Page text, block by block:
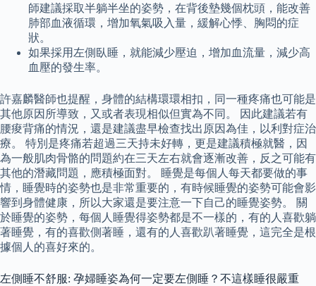
師建議採取半躺半坐的姿勢，在背後墊幾個枕頭，能改善
肺部血液循環，增加氧氣吸入量，緩解心悸、胸悶的症
狀。
如果採用左側臥睡，就能減少壓迫，增加血流量，減少高
血壓的發生率。
許嘉麟醫師也提醒，身體的結構環環相扣，同一種疼痛也可能是
其他原因所導致，又或者表現相似但實為不同。 因此建議若有
腰痠背痛的情況，還是建議盡早檢查找出原因為佳，以利對症治
療。 特別是疼痛若超過三天持未好轉，更是建議積極就醫，因
為一般肌肉骨骼的問題約在三天左右就會逐漸改善，反之可能有
其他的潛藏問題，應積極面對。 睡覺是每個人每天都要做的事
情，睡覺時的姿勢也是非常重要的，有時候睡覺的姿勢可能會影
響到身體健康，所以大家還是要注意一下自己的睡覺姿勢。 關
於睡覺的姿勢，每個人睡覺得姿勢都是不一樣的，有的人喜歡躺
著睡覺，有的喜歡側著睡，還有的人喜歡趴著睡覺，這完全是根
據個人的喜好來的。
左側睡不舒服: 孕婦睡姿為何一定要左側睡？不這樣睡很嚴重